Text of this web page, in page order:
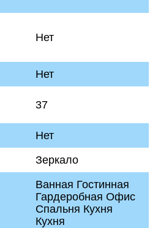
Нет
Нет
37
Нет
Зеркало
Ванная Гостинная
Гардеробная Офис
Спальня Кухня
Кухня